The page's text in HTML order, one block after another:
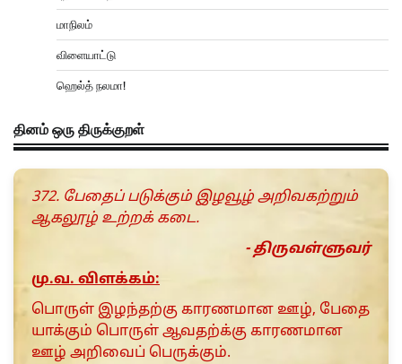
மாநிலம்
விளையாட்டு
ஹெல்த் நலமா!
தினம் ஒரு திருக்குறள்
372. பேதைப் படுக்கும் இழவூழ் அறிவகற்றும்
ஆகலூழ் உற்றக் கடை.
- திருவள்ளுவர்
மு.வ. விளக்கம்:
பொருள் இழந்தற்கு காரணமான ஊழ், பேதை
யாக்கும் பொருள் ஆவதற்க்கு காரணமான
ஊழ் அறிவைப் பெருக்கும்.